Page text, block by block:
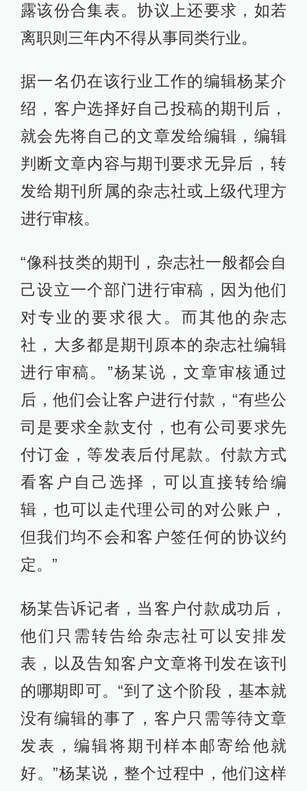
露该份合集表。协议上还要求，如若
离职则三年内不得从事同类行业。
据一名仍在该行业工作的编辑杨某介
绍，客户选择好自己投稿的期刊后，
就会先将自己的文章发给编辑，编辑
判断文章内容与期刊要求无异后，转
发给期刊所属的杂志社或上级代理方
进行审核。
“像科技类的期刊，杂志社一般都会自
己设立一个部门进行审稿，因为他们
对专业的要求很大。而其他的杂志
社，大多都是期刊原本的杂志社编辑
进行审稿。”杨某说，文章审核通过
后，他们会让客户进行付款，“有些公
司是要求全款支付，也有公司要求先
付订金，等发表后付尾款。付款方式
看客户自己选择，可以直接转给编
辑，也可以走代理公司的对公账户，
但我们均不会和客户签任何的协议约
定。”
杨某告诉记者，当客户付款成功后，
他们只需转告给杂志社可以安排发
表，以及告知客户文章将刊发在该刊
的哪期即可。“到了这个阶段，基本就
没有编辑的事了，客户只需等待文章
发表，编辑将期刊样本邮寄给他就
好。”杨某说，整个过程中，他们这样